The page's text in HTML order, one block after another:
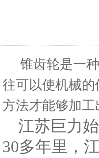
锥齿轮是一种
往可以使机械
方法才能够加
江苏巨力始
30多年里，